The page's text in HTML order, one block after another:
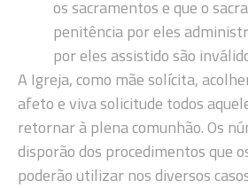
os sacramentos e que o
penitência por eles
por eles assistido são
A Igreja, como mãe solícita,
afeto e viva solicitude todos
retornar à plena comunhão. Os
disporão dos procedimentos que
poderão utilizar nos diversos